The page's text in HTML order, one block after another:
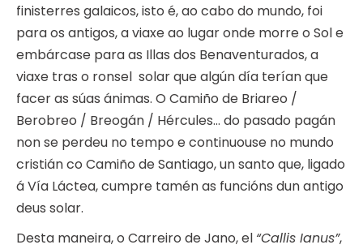
finisterres galaicos, isto é, ao cabo do mundo, foi
para os antigos, a viaxe ao lugar onde morre o Sol e
embárcase para as Illas dos Benaventurados, a
viaxe tras o ronsel solar que algún día terían que
facer as súas ánimas. O Camiño de Briareo /
Berobreo / Breogán / Hércules… do pasado pagán
non se perdeu no tempo e continuouse no mundo
cristián co Camiño de Santiago, un santo que, ligado
á Vía Láctea, cumpre tamén as funcións dun antigo
deus solar.
Desta maneira, o Carreiro de Jano, el “Callis Ianus”,